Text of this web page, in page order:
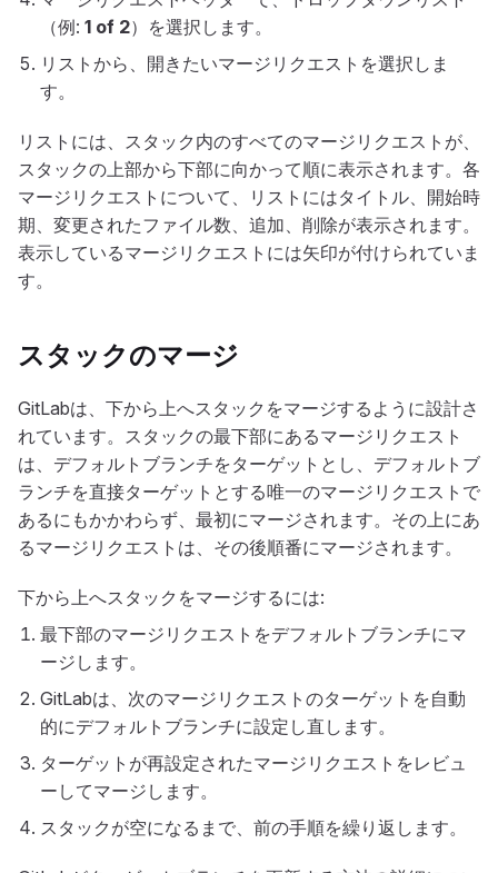
（例: 1 of 2）を選択します。
リストから、開きたいマージリクエストを選択しま
す。
リストには、スタック内のすべてのマージリクエストが、
スタックの上部から下部に向かって順に表示されます。各
マージリクエストについて、リストにはタイトル、開始時
期、変更されたファイル数、追加、削除が表示されます。
表示しているマージリクエストには矢印が付けられていま
す。
スタックのマージ
GitLabは、下から上へスタックをマージするように設計さ
れています。スタックの最下部にあるマージリクエスト
は、デフォルトブランチをターゲットとし、デフォルトブ
ランチを直接ターゲットとする唯一のマージリクエストで
あるにもかかわらず、最初にマージされます。その上にあ
るマージリクエストは、その後順番にマージされます。
下から上へスタックをマージするには:
最下部のマージリクエストをデフォルトブランチにマ
ージします。
GitLabは、次のマージリクエストのターゲットを自動
的にデフォルトブランチに設定し直します。
ターゲットが再設定されたマージリクエストをレビュ
ーしてマージします。
スタックが空になるまで、前の手順を繰り返します。